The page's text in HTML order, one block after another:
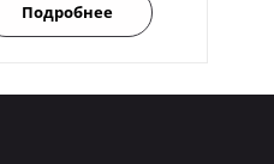
Подробнее